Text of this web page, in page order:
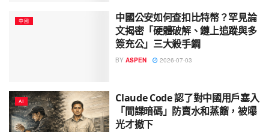
中國
中國公安如何查扣比特幣？罕見論
文揭密「硬體破解、鏈上追蹤與多
簽充公」三大殺手鐧
BY ASPEN 2026-07-03
AI
Claude Code 認了對中國用戶塞入
「間諜暗碼」防賣水和蒸餾，被曝
光才撤下